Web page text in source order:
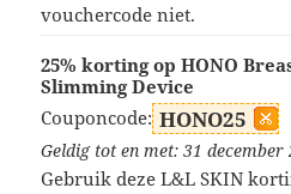
vouchercode niet.
25% korting op HONO
Slimming Device
Couponcode: HONO25
Geldig tot en met: 31 december
Gebruik deze L&L SKIN